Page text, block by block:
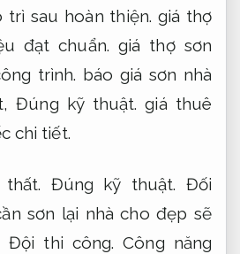
trì sau hoàn thiện. giá thợ
đạt chuẩn. giá thợ sơn
trình. báo giá sơn nhà
Đúng kỹ thuật. giá thuê
chi tiết.
Đúng kỹ thuật. Đối
sơn lại nhà cho đẹp sẽ
Đội thi công. Công năng